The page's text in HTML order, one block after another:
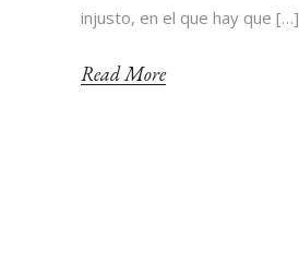
injusto, en el que hay que […]
Read More